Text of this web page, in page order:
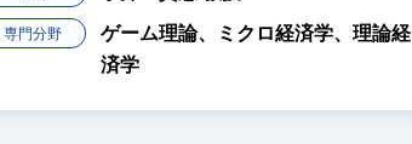
専門分野
ゲーム理論、ミクロ経済学、理論経
済学